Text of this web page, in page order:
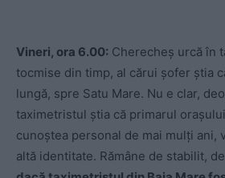
Vineri, ora 6.00: Cherecheș urcă în
tocmise din timp, al cărui șofer știa
lungă, spre Satu Mare. Nu e clar,
taximetristul știa că primarul
cunoștea personal de mai mulți ani,
altă identitate. Rămâne de stabilit,